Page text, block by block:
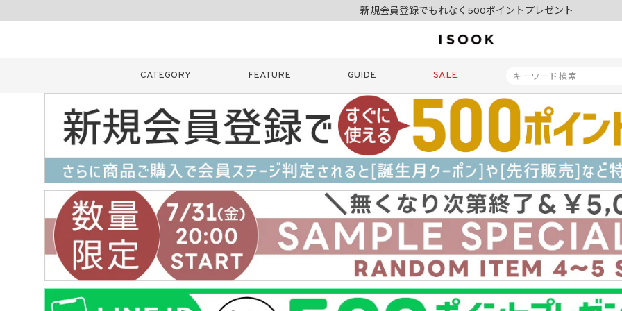
夏季休業日のご案内
10,000円以上ご購入で送料無料
夏季休業日のご案内
令和8年熊本地震の影響によるお荷物のお届けについて
CATEGORY FEATURE GUIDE SALE
キーワード 商品番号
販売タイプ
新着 再入荷 SALE
商品タイプ
ORIGINAL HIT
価格（税込）
〜